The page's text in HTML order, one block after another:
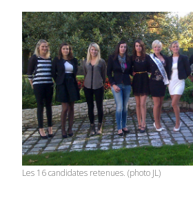
Les 16 candidates retenues. (photo JL)